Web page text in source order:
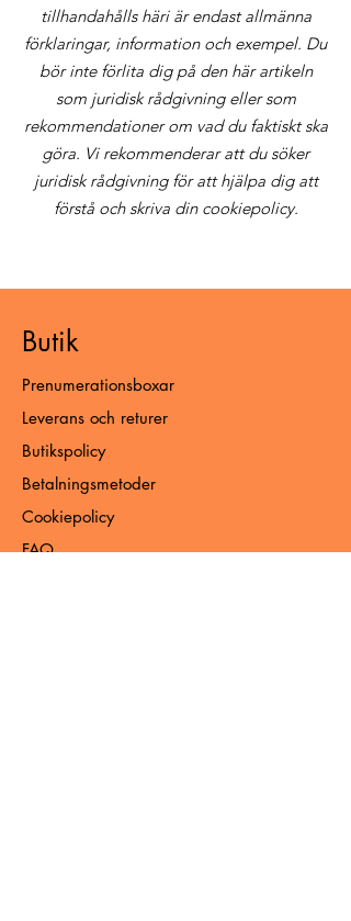
tillhandahålls häri är endast allmänna
förklaringar, information och exempel. Du
bör inte förlita dig på den här artikeln
som juridisk rådgivning eller som
rekommendationer om vad du faktiskt ska
göra. Vi rekommenderar att du söker
juridisk rådgivning för att hjälpa dig att
förstå och skriva din cookiepolicy.
Butik
Prenumerationsboxar
Leverans och returer
Butikspolicy
Betalningsmetoder
Cookiepolicy
FAQ